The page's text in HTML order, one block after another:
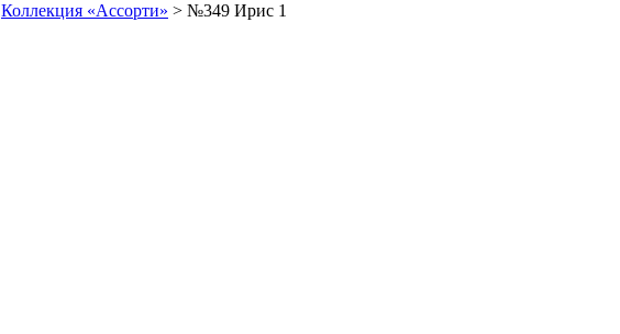
Коллекция «Ассорти» > №349 Ирис 1